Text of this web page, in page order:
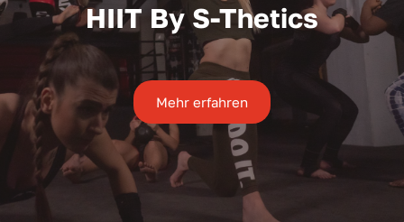
HIIT By S-Thetics
Mehr erfahren